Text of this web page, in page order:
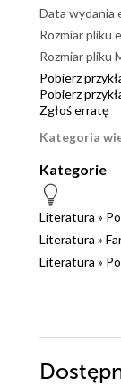
Data wydania
Rozmiar pliku
Rozmiar pliku
Pobierz
Pobierz
Zgłoś erratę
Kategoria
Kategorie
Literatura »
Literatura »
Literatura »